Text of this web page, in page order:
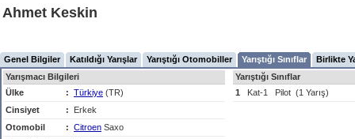
Ahmet Keskin
Genel Bilgiler Katıldığı Yarışlar Yarıştığı Otomobiller Yarıştığı Sınıflar
Birlikte
Yarışmacı Bilgileri
Ülke
: Türkiye (TR)
Cinsiyet
:
Erkek
Otomobil
: Citroen Saxo
Yarıştığı Sınıflar
1
Kat-1 Pilot (1 Yarış)